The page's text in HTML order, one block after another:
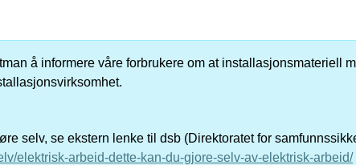
å informere våre forbrukere om at installasjonsmateriell
selv, se ekstern lenke til dsb (Direktoratet for
elektrisk-arbeid-dette-kan-du-gjore-selv-av-elektrisk-arbeid/